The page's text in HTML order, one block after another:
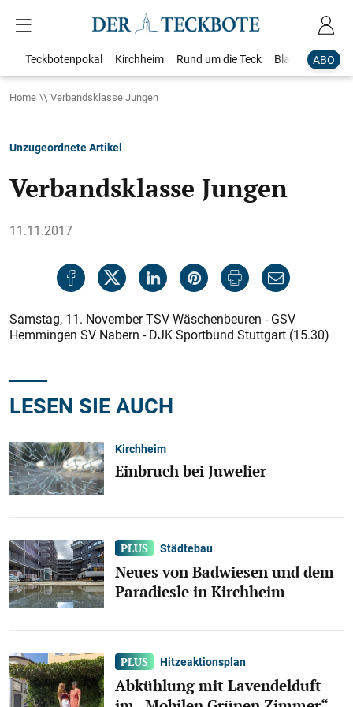
ABO
Teckbotenpokal Kirchheim Rund um die Teck Blaulicht
Home Verbandsklasse Jungen
Unzugeordnete Artikel
Verbandsklasse Jungen
11.11.2017
Samstag, 11. November TSV Wäschenbeuren - GSV
Hemmingen SV Nabern - DJK Sportbund Stuttgart (15.30)
LESEN SIE AUCH
Kirchheim
Einbruch bei Juwelier
Städtebau
Neues von Badwiesen und dem
Paradiesle in Kirchheim
Hitzeaktionsplan
Abkühlung mit Lavendelduft